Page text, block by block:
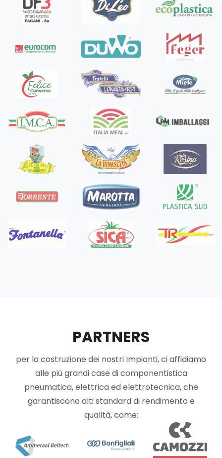
PARTNERS
per la costruzione dei nostri Impianti, ci affidiamo
alle più grandi case di componentistica
pneumatica, elettrica ed elettrotecnica, che
garantiscono alti standard di rendimento e
qualità, come: